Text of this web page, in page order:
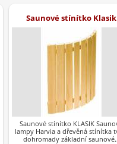
Saunové stínítko Klasik
Saunové stínítko KLASIK
lampy Harvia a dřevěná stínítka
dohromady základní